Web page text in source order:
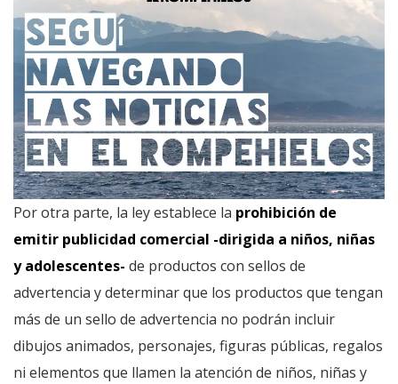
Por otra parte, la ley establece la prohibición de
emitir publicidad comercial -dirigida a niños, niñas
y adolescentes- de productos con sellos de
advertencia y determinar que los productos que tengan
más de un sello de advertencia no podrán incluir
dibujos animados, personajes, figuras públicas, regalos
ni elementos que llamen la atención de niños, niñas y